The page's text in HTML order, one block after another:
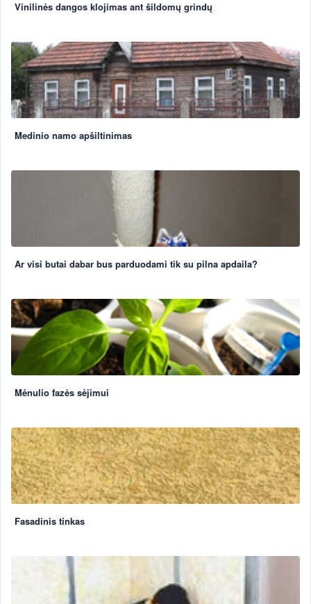
Vinilinės dangos klojimas ant šildomų grindų
Medinio namo apšiltinimas
Ar visi butai dabar bus parduodami tik su pilna apdaila?
Mėnulio fazės sėjimui
Fasadinis tinkas